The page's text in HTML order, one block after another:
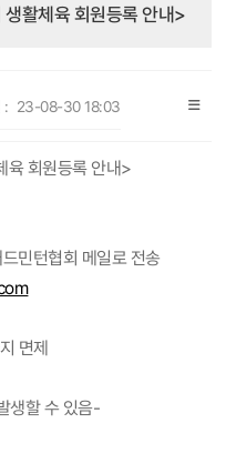
활체육 회원등록 안내>
: 23-08-30 18:03
육 회원등록 안내>
민턴협회 메일로 전송
면제
생할 수 있음-